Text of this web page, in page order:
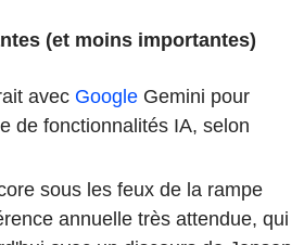
(et moins importantes)
avec Google Gemini pour
de fonctionnalités IA, selon
sous les feux de la rampe
annuelle très attendue, qui